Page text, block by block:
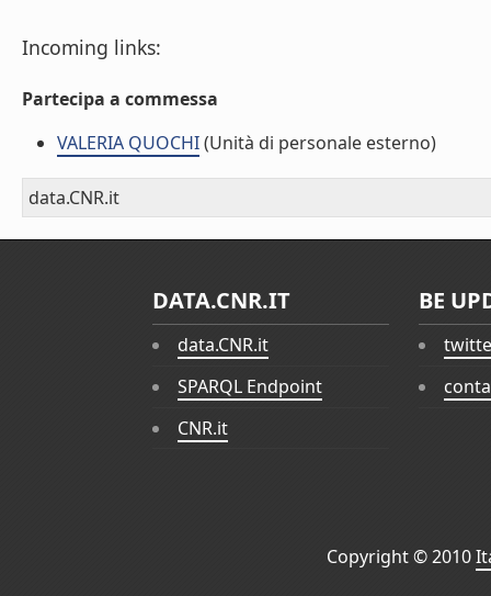
Incoming links:
Partecipa a commessa
VALERIA QUOCHI(Unità di personale esterno)
data.CNR.it
DATA.CNR.IT
data.CNR.it
SPARQL Endpoint
CNR.it
BE
Copyright © 2010